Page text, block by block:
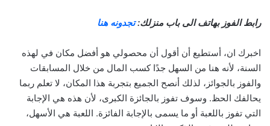
رابط الفوز بهاتف الى باب منزلك:تجدونه هنا
اخبرك ان، أستطيع أن أقول أن محصولي هو أفضل مكان في لهذه
السنة، لأنه هنا من السهل جدًا كسب المال من خلال المسابقات
والفوز بالجوائز، لذلك أنصح الجميع بتجربة هذا المكان، لا تعلم ربما
يحالفك الحظ. وسوف تفوز بالجائزة الكبرى، لأن هذه هي الإجابة
التي تفوز باللعبة أو ما يسمى بالإجابة الفائزة. اللعبة هي الأسهل،